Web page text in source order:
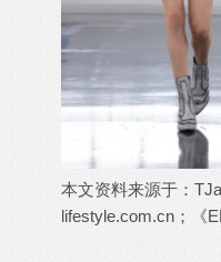
本文资料来源于：
lifestyle.com.cn；《